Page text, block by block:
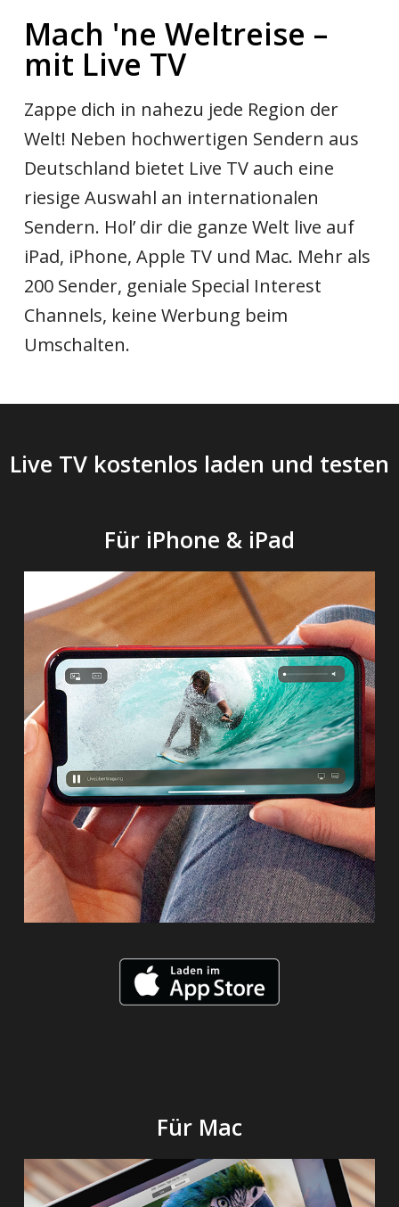
Mach 'ne Weltreise –
mit Live TV
Zappe dich in nahezu jede Region der
Welt! Neben hochwertigen Sendern aus
Deutschland bietet Live TV auch eine
riesige Auswahl an internationalen
Sendern. Hol’ dir die ganze Welt live auf
iPad, iPhone, Apple TV und Mac. Mehr als
200 Sender, geniale Special Interest
Channels, keine Werbung beim
Umschalten.
Live TV kostenlos laden und testen
Für iPhone & iPad
Für Mac